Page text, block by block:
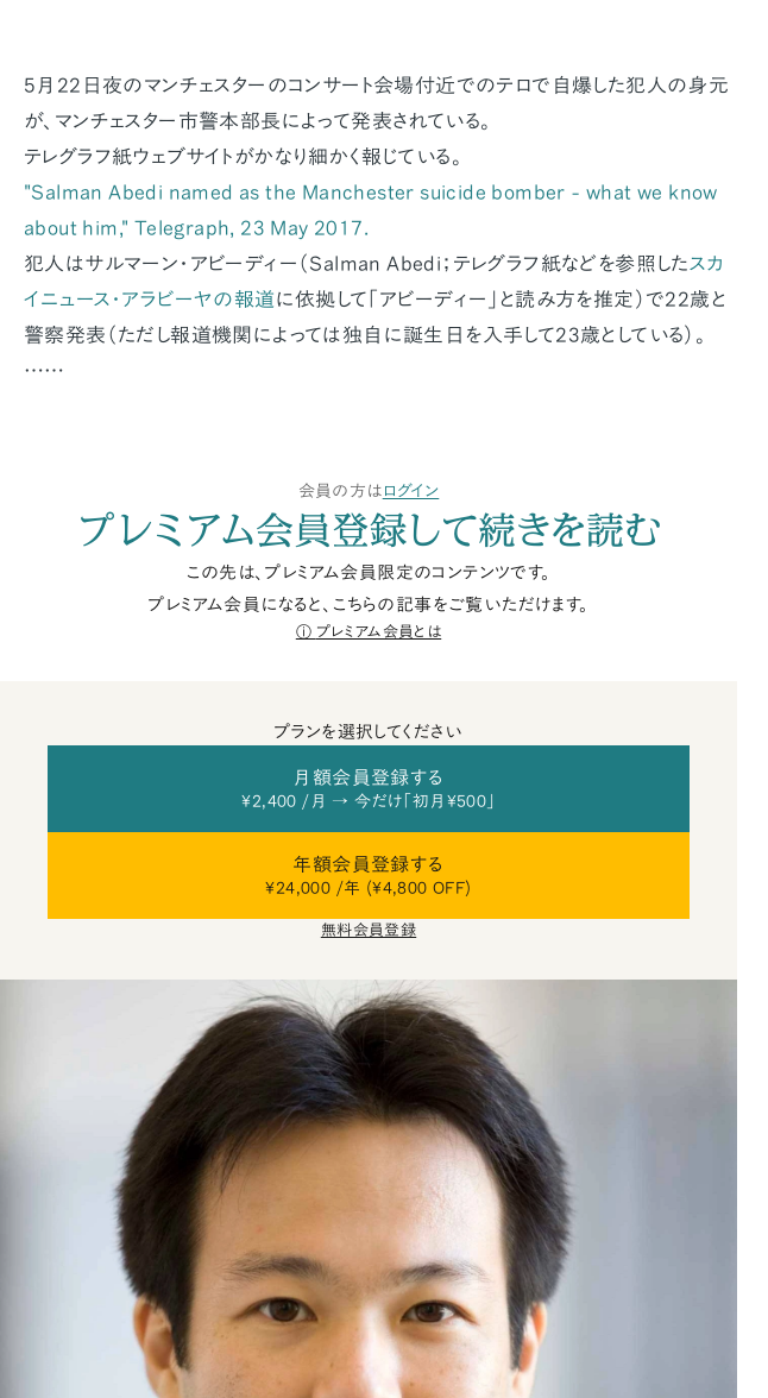
5月22日夜のマンチェスターのコンサート会場付近でのテロで自爆した犯人の身元
が、マンチェスター市警本部長によって発表されている。
テレグラフ紙ウェブサイトがかなり細かく報じている。
"Salman Abedi named as the Manchester suicide bomber - what we know
about him," Telegraph, 23 May 2017.
犯人はサルマーン・アビーディー（Salman Abedi；テレグラフ紙などを参照したスカ
イニュース・アラビーヤの報道に依拠して「アビーディー」と読み方を推定）で22歳と
警察発表（ただし報道機関によっては独自に誕生日を入手して23歳としている）。
……
会員の方は ログイン
プレミアム会員登録して続きを読む
この先は、プレミアム会員限定のコンテンツです。
プレミアム会員になると、こちらの記事をご覧いただけます。
プレミアム会員とは
プランを選択してください
月額会員登録する
¥2,400 /月 → 今だけ「初月¥500」
年額会員登録する
¥24,000 /年 (¥4,800 OFF)
無料会員登録